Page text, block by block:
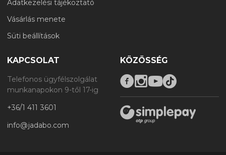
Adatkezelési tájékoztató
Vásárlás menete
Süti beállítások
KAPCSOLAT
Telefonos ügyfélszolgálat
munkanapokon 9-től 17-ig
+36/1 411 3601
info@jadabo.com
KÖZÖSSÉG